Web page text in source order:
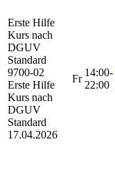
Erste Hilfe
Kurs nach
DGUV
Standard
9700-02
Erste Hilfe
Kurs nach
DGUV
Standard
17.04.2026
Fr
14:00-
22:00